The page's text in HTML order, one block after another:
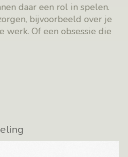
daar een rol in spelen.
bijvoorbeeld over je
werk. Of een obsessie die